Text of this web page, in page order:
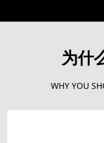
为什
WHY YOU